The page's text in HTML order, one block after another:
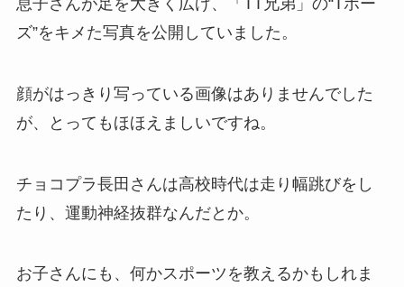
ズ”をキメた写真を公開していました。
顔がはっきり写っている画像はありませんでした
が、とってもほほえましいですね。
チョコプラ長田さんは高校時代は走り幅跳びをし
たり、運動神経抜群なんだとか。
お子さんにも、何かスポーツを教えるかもしれま